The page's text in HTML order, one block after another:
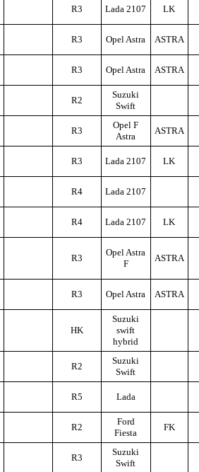
R3 Lada 2107 LK
R3 Opel Astra ASTRA
R3 Opel Astra ASTRA
R2
Suzuki
Swift
R3
Opel F
Astra
ASTRA
R3 Lada 2107 LK
R4 Lada 2107
R4 Lada 2107 LK
R3
Opel Astra
F
ASTRA
R3 Opel Astra ASTRA
HK
Suzuki
swift
hybrid
R2
Suzuki
Swift
R5 Lada
R2
Ford
Fiesta
FK
R3
Suzuki
Swift